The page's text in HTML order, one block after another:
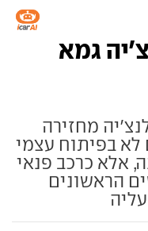
גמא
מחזירה
בפיתוח עצמי
אלא כרכב פנאי
הראשונים